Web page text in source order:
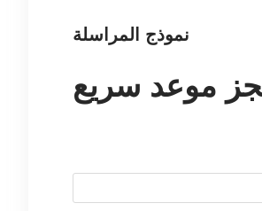
نموذج المراسلة
موعد سريع